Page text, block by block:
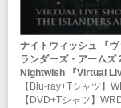
ナイトウィッシュ 『
ランダーズ・アームズ
Nightwish 『Virtual
【Blu-ray+Tシャツ】
【DVD+Tシャツ】